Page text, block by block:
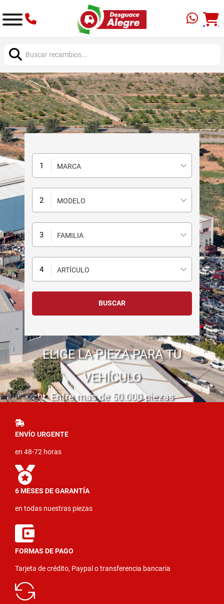
MARCA
MODELO
FAMILIA
ARTÍCULO
ELIGE LA PIEZA PARA TU
VEHÍCULO
Entre mas de 50.000 piezas
ENVÍO URGENTE
en 48-72 horas
6 MESES DE GARANTÍA
en todas nuestras piezas
FORMAS DE PAGO
Tarjeta de crédito, Paypal o transferencia bancaria